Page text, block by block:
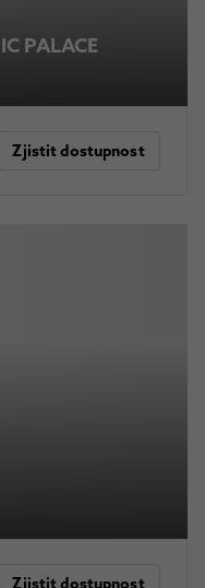
PALACE
Zjistit dostupnost
Zjistit dostupnost